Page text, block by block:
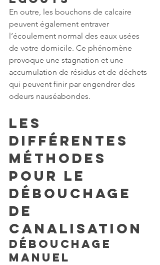
En outre, les bouchons de calcaire
peuvent également entraver
l’écoulement normal des eaux usées
de votre domicile. Ce phénomène
provoque une stagnation et une
accumulation de résidus et de déchets
qui peuvent finir par engendrer des
odeurs nauséabondes.
Les
différentes
méthodes
pour le
débouchage
de
canalisation
Débouchage
manuel